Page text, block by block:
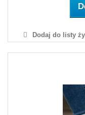
Dodaj do listy